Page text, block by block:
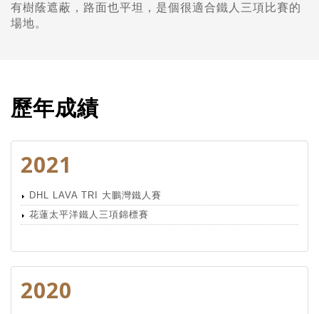
有樹蔭遮蔽，路面也平坦，是個很適合鐵人三項比賽的
場地。
歷年成績
2021
DHL LAVA TRI 大鵬灣鐵人賽
花蓮太平洋鐵人三項錦標賽
2020